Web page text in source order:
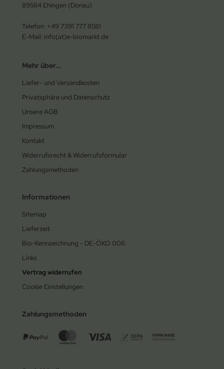
89584 Ehingen (Donau)
Telefon: +49 7391 777 8581
E-Mail: info(at)e-biomarkt.de
Mehr über...
Liefer- und Versandkosten
Privatsphäre und Datenschutz
Unsere AGB
Impressum
Kontakt
Widerrufsrecht & Widerrufsformular
Zahlungsmethoden
Informationen
Sitemap
Lieferzeit
Bio-Kennzeichnung - DE-ÖKO 006
Links
Vertrag widerrufen
Cookie Einstellungen
Zahlungsmethoden